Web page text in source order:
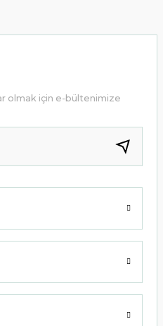
görüntülenemiyor.
pahalı.
olmalı.
olmak için e-bültenimize